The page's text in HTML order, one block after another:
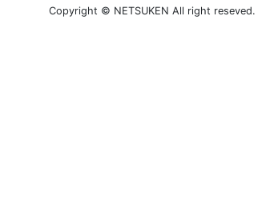
Copyright © NETSUKEN All right reseved.